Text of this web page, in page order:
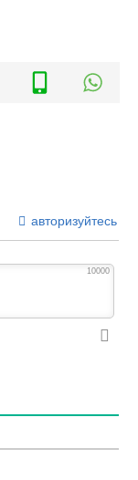
авторизуйтесь
10000